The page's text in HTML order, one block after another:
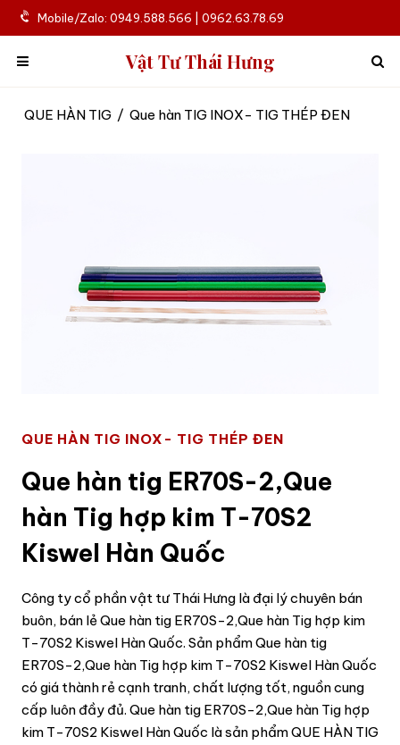
Mobile/Zalo: 0949.588.566 | 0962.63.78.69
Vật Tư Thái Hưng
QUE HÀN TIG / Que hàn TIG INOX- TIG THÉP ĐEN
QUE HÀN TIG INOX- TIG THÉP ĐEN
Que hàn tig ER70S-2,Que
hàn Tig hợp kim T-70S2
Kiswel Hàn Quốc
Công ty cổ phần vật tư Thái Hưng là đại lý chuyên bán
buôn, bán lẻ Que hàn tig ER70S-2,Que hàn Tig hợp kim
T-70S2 Kiswel Hàn Quốc. Sản phẩm Que hàn tig
ER70S-2,Que hàn Tig hợp kim T-70S2 Kiswel Hàn Quốc
có giá thành rẻ cạnh tranh, chất lượng tốt, nguồn cung
cấp luôn đầy đủ. Que hàn tig ER70S-2,Que hàn Tig hợp
kim T-70S2 Kiswel Hàn Quốc là sản phẩm QUE HÀN TIG